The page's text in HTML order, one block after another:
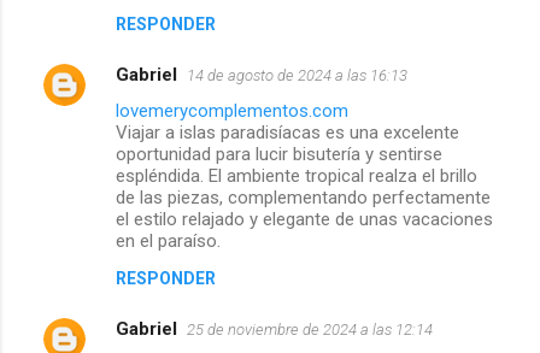
a
RESPONDER
Gabriel 14 de agosto de 2024 a las 16:13
lovemerycomplementos.com
Viajar a islas paradisíacas es una excelente
oportunidad para lucir bisutería y sentirse
espléndida. El ambiente tropical realza el brillo
de las piezas, complementando perfectamente
el estilo relajado y elegante de unas vacaciones
en el paraíso.
RESPONDER
Gabriel 25 de noviembre de 2024 a las 12:14